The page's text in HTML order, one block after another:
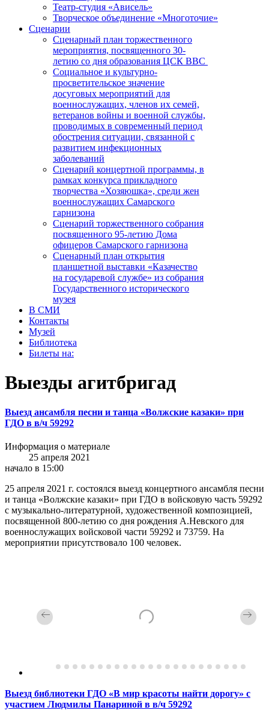
Театр-студия «Ависель»
Творческое объединение «Многоточие»
Сценарии
Сценарный план торжественного
мероприятия, посвященного 30-
летию со дня образования ЦСК ВВС
Социальное и культурно-
просветительское значение
досуговых мероприятий для
военнослужащих, членов их семей,
ветеранов войны и военной службы,
проводимых в современный период
обострения ситуации, связанной с
развитием инфекционных
заболеваний
Сценарий концертной программы, в
рамках конкурса прикладного
творчества «Хозяюшка», среди жен
военнослужащих Самарского
гарнизона
Сценарий торжественного собрания
посвященного 95-летию Дома
офицеров Самарского гарнизона
Сценарный план открытия
планшетной выставки «Казачество
на государевой службе» из собрания
Государственного исторического
музея
В СМИ
Контакты
Музей
Библиотека
Билеты на:
Выезды агитбригад
Выезд ансамбля песни и танца «Волжские казаки» при
ГДО в в/ч 59292
Информация о материале
25 апреля 2021
начало в 15:00
25 апреля 2021 г. состоялся выезд концертного ансамбля песни
и танца «Волжские казаки» при ГДО в войсковую часть 59292
с музыкально-литературной, художественной композицией,
посвященной 800-летию со дня рождения А.Невского для
военнослужащих войсковой части 59292 и 73759. На
мероприятии присутствовало 100 человек.
Выезд библиотеки ГДО «В мир красоты найти дорогу» с
участием Людмилы Панариной в в/ч 59292